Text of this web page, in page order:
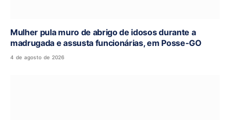
Mulher pula muro de abrigo de idosos durante a
madrugada e assusta funcionárias, em Posse-GO
4 de agosto de 2026